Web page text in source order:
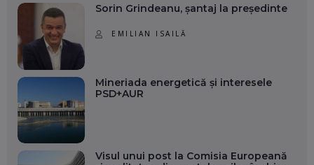
Sorin Grindeanu, șantaj la președinte
EMILIAN ISAILĂ
Mineriada energetică și interesele
PSD+AUR
Visul unui post la Comisia Europeană